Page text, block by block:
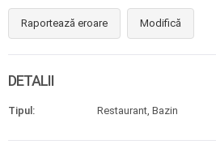
Raportează eroare Modifică
DETALII
Tipul: Restaurant, Bazin